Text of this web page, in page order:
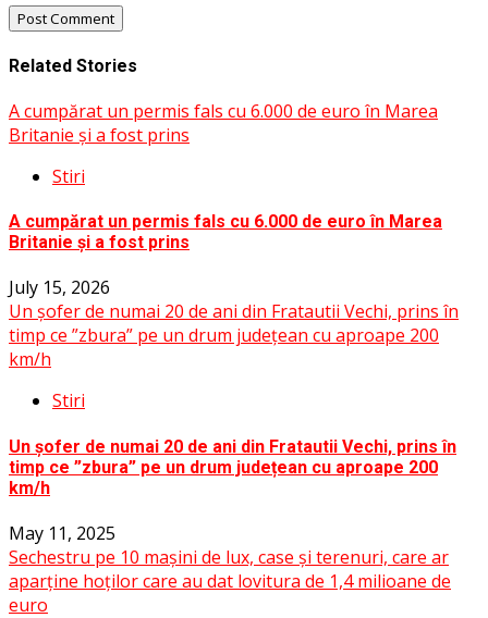
Related Stories
A cumpărat un permis fals cu 6.000 de euro în Marea
Britanie și a fost prins
Stiri
A cumpărat un permis fals cu 6.000 de euro în Marea
Britanie și a fost prins
July 15, 2026
Un șofer de numai 20 de ani din Fratautii Vechi, prins în
timp ce ”zbura” pe un drum județean cu aproape 200
km/h
Stiri
Un șofer de numai 20 de ani din Fratautii Vechi, prins în
timp ce ”zbura” pe un drum județean cu aproape 200
km/h
May 11, 2025
Sechestru pe 10 mașini de lux, case și terenuri, care ar
aparține hoților care au dat lovitura de 1,4 milioane de
euro